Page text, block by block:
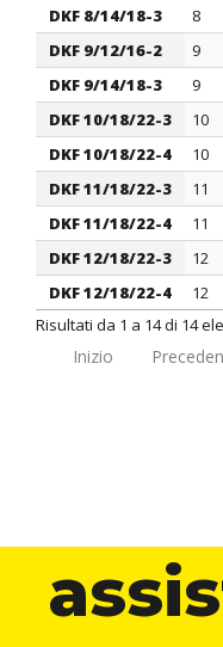
DKF 8/14/18-3
8
DKF 9/12/16-2
9
DKF 9/14/18-3
9
DKF 10/18/22-3
10
DKF 10/18/22-4
10
DKF 11/18/22-3
11
DKF 11/18/22-4
11
DKF 12/18/22-3
12
DKF 12/18/22-4
12
Risultati da 1 a 14 di 14
Inizio